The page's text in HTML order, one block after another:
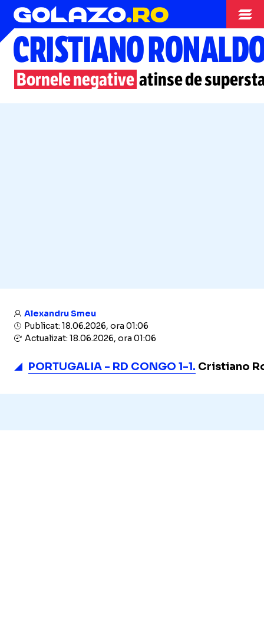
Campionatul Mondial
CRISTIANO
Bornele negative atinse de
Alexandru Smeu
Publicat: 18.06.2026, ora 01:06
Actualizat: 18.06.2026, ora 01:06
PORTUGALIA - RD CONGO 1-1. Cristiano